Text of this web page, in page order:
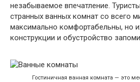
незабываемое впечатление.
странных ванных комнат со всего
максимально комфортабельны, но
конструкции и обустройство
Гостиничная ванная комната — это